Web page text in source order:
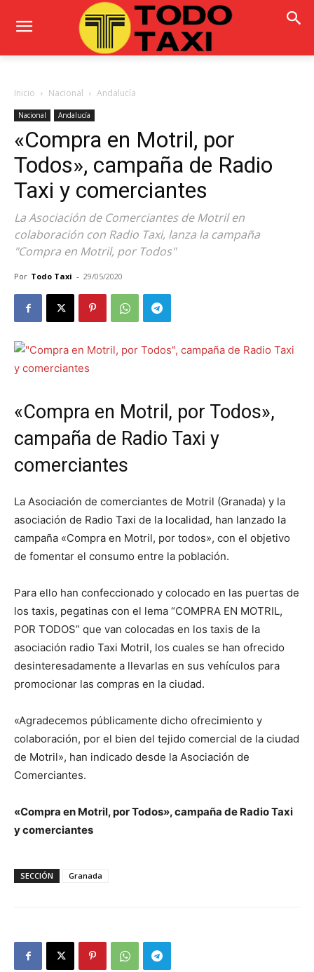
Inicio Nacional Andalucía
Nacional Andalucía
«Compra en Motril, por
Todos», campaña de Radio
Taxi y comerciantes
La Asociación de Comerciantes de Motril en
colaboración con Radio Taxi, lanza la campaña
"Compra en Motril, por Todos"
Por Todo Taxi - 29/05/2020
«Compra en Motril, por Todos»,
campaña de Radio Taxi y
comerciantes
La Asociación de comerciantes de Motril (Granada) y la
asociación de Radio Taxi de la localidad, han lanzado la
campaña «Compra en Motril, por todos», con el objetivo
de fomentar el consumo entre la población.
Para ello han confeccionado y colocado en las puertas de
los taxis, pegatinas con el lema “COMPRA EN MOTRIL,
POR TODOS” que van colocadas en los taxis de la
asociación radio Taxi Motril, los cuales se han ofrecido
desinteresadamente a llevarlas en sus vehículos para
promocionar las compras en la ciudad.
«Agradecemos públicamente dicho ofrecimiento y
colaboración, por el bien del tejido comercial de la ciudad
de Motril», han indicado desde la Asociación de
Comerciantes.
«Compra en Motril, por Todos», campaña de Radio Taxi
y comerciantes
SECCIÓN Granada